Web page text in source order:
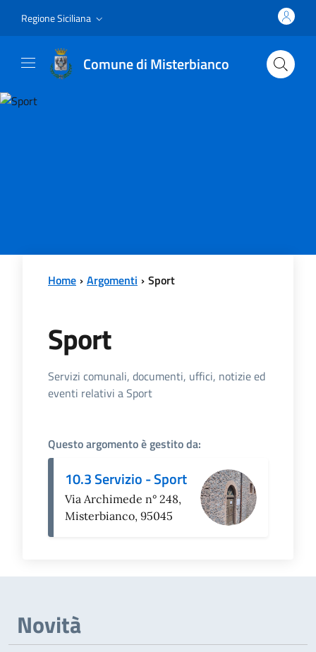
Regione Siciliana
Comune di Misterbianco
Home Argomenti Sport
Sport
Dettagli dell'Argomento
Servizi comunali, documenti, uffici, notizie ed
eventi relativi a Sport
Questo argomento è gestito da:
10.3 Servizio - Sport
Via Archimede n° 248,
Misterbianco, 95045
Novità